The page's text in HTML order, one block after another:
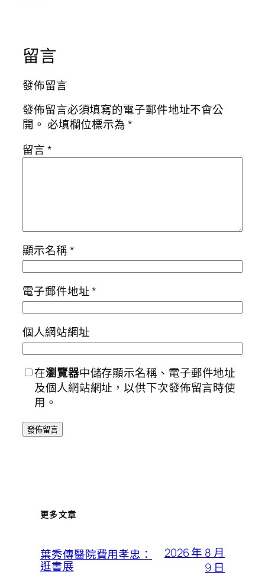
留言
發佈留言
發佈留言必須填寫的電子郵件地址不會公
開。 必填欄位標示為*
留言*
顯示名稱*
電子郵件地址*
個人網站網址
在瀏覽器中儲存顯示名稱、電子郵件地址
及個人網站網址，以供下次發佈留言時使
用。
更多文章
葉秀傳醫院費用孝忠：
逛書展
2026 年 8 月
9 日